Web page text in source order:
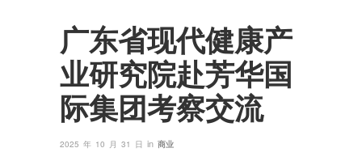
广东省现代健康产
业研究院赴芳华国
际集团考察交流
2025 年 10 月 31 日 in 商业